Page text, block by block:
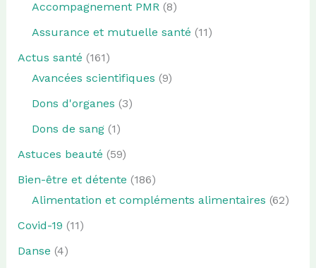
Accompagnement PMR(8)
Assurance et mutuelle santé (11)
Actus santé (161)
Avancées scientifiques (9)
Dons d'organes (3)
Dons de sang(1)
Astuces beauté (59)
Bien-être et détente (186)
Alimentation et compléments alimentaires (62)
Covid-19 (11)
Danse (4)